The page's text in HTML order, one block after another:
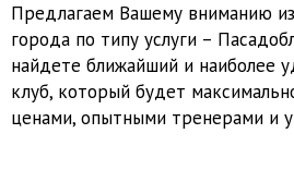
Предлагаем Вашему вниманию
города по типу услуги –
найдете ближайший и наиболее
клуб, который будет
ценами, опытными тренерами и